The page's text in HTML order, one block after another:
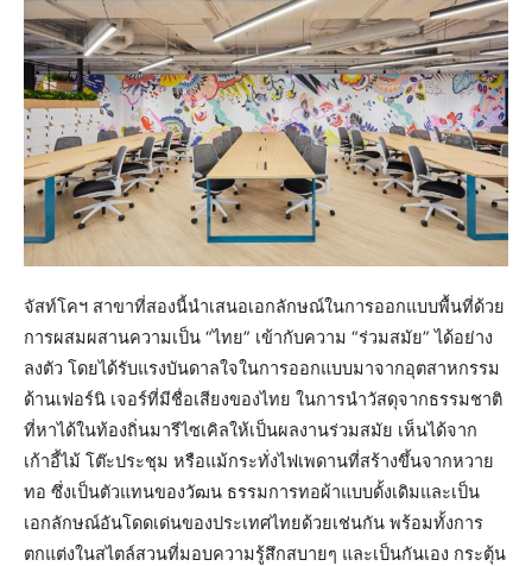
จัสท์โคฯ สาขาที่สองนี้นำเสนอเอกลักษณ์ในการออกแบบพื้นที่ด้วย
การผสมผสานความเป็น “ไทย” เข้ากับความ “ร่วมสมัย” ได้อย่าง
ลงตัว โดยได้รับแรงบันดาลใจในการออกแบบมาจากอุตสาหกรรม
ด้านเฟอร์นิ เจอร์ที่มีชื่อเสียงของไทย ในการนำวัสดุจากธรรมชาติ
ที่หาได้ในท้องถิ่นมารีไซเคิลให้เป็นผลงานร่วมสมัย เห็นได้จาก
เก้าอี้ไม้ โต๊ะประชุม หรือแม้กระทั่งไฟเพดานที่สร้างขึ้นจากหวาย
ทอ ซึ่งเป็นตัวแทนของวัฒน ธรรมการทอผ้าแบบดั้งเดิมและเป็น
เอกลักษณ์อันโดดเด่นของประเทศไทยด้วยเช่นกัน พร้อมทั้งการ
ตกแต่งในสไตล์สวนที่มอบความรู้สึกสบายๆ และเป็นกันเอง กระตุ้น